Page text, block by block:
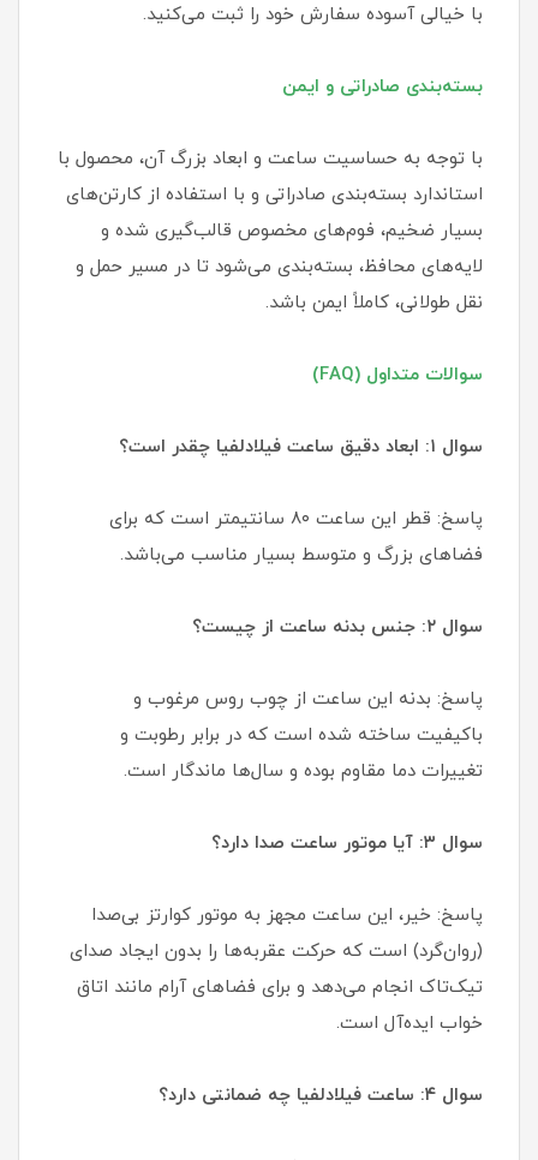
با خیالی آسوده سفارش خود را ثبت می‌کنید.
بسته‌بندی صادراتی و ایمن
با توجه به حساسیت ساعت و ابعاد بزرگ آن، محصول با
استاندارد بسته‌بندی صادراتی و با استفاده از کارتن‌های
بسیار ضخیم، فوم‌های مخصوص قالب‌گیری شده و
لایه‌های محافظ، بسته‌بندی می‌شود تا در مسیر حمل و
نقل طولانی، کاملاً ایمن باشد.
سوالات متداول (FAQ)
سوال ۱: ابعاد دقیق ساعت فیلادلفیا چقدر است؟
پاسخ: قطر این ساعت ۸۰ سانتیمتر است که برای
فضاهای بزرگ و متوسط بسیار مناسب می‌باشد.
سوال ۲: جنس بدنه ساعت از چیست؟
پاسخ: بدنه این ساعت از چوب روس مرغوب و
باکیفیت ساخته شده است که در برابر رطوبت و
تغییرات دما مقاوم بوده و سال‌ها ماندگار است.
سوال ۳: آیا موتور ساعت صدا دارد؟
پاسخ: خیر، این ساعت مجهز به موتور کوارتز بی‌صدا
(روان‌گرد) است که حرکت عقربه‌ها را بدون ایجاد صدای
تیک‌تاک انجام می‌دهد و برای فضاهای آرام مانند اتاق
خواب ایده‌آل است.
سوال ۴: ساعت فیلادلفیا چه ضمانتی دارد؟